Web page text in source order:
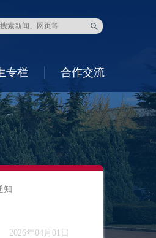
专栏 合作交流
知
2026年04月01日